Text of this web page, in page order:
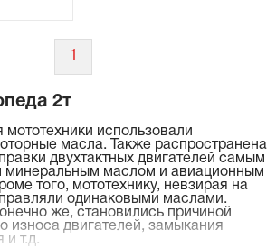
2т
использовали
масла. Также распространена
двухтактных двигателей самым
минеральным маслом и авиационным
того, мототехнику, невзирая на
одинаковыми маслами.
же, становились причиной
износа двигателей, замыкания
и т.д.